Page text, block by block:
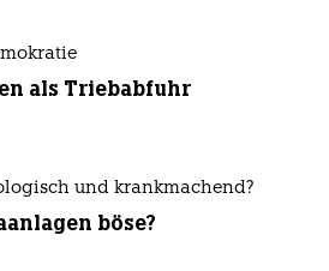
als Triebabfuhr
und krankmachend?
böse?